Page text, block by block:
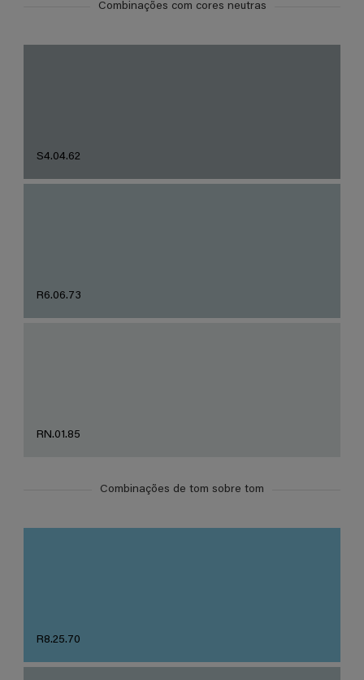
Combinações com cores neutras
S4.04.62
R6.06.73
RN.01.85
Combinações de tom sobre tom
R8.25.70